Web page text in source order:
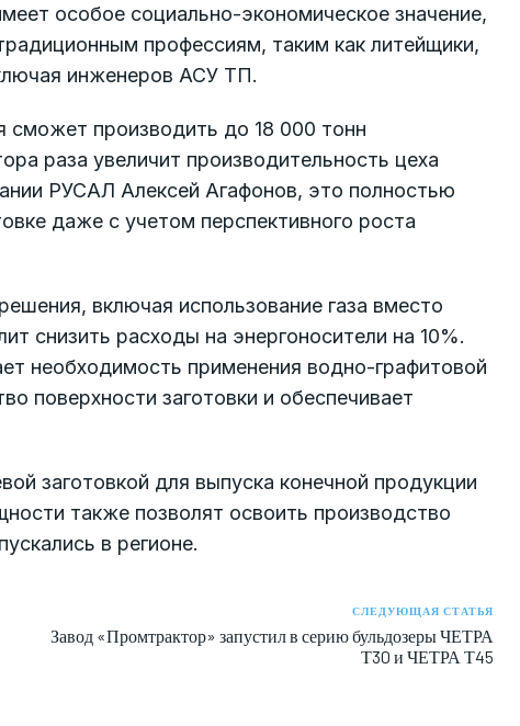
особое социально-экономическое значение,
профессиям, таким как литейщики,
инженеров АСУ ТП.
производить до 18 000 тонн
раза увеличит производительность цеха
РУСАЛ Алексей Агафонов, это полностью
даже с учетом перспективного роста
включая использование газа вместо
снизить расходы на энергоносители на 10%.
необходимость применения водно-графитовой
поверхности заготовки и обеспечивает
заготовкой для выпуска конечной продукции
также позволят освоить производство
в регионе.
СЛЕДУЮЩАЯ СТАТЬЯ
Завод «Промтрактор» запустил в серию бульдозеры ЧЕТРА
Т30 и ЧЕТРА Т45